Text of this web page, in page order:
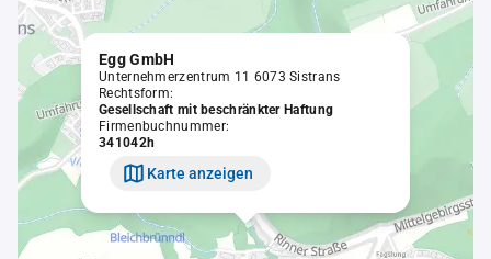
Egg GmbH
Unternehmerzentrum 11 6073 Sistrans
Rechtsform:
Gesellschaft mit beschränkter Haftung
Firmenbuchnummer:
341042h
Karte anzeigen